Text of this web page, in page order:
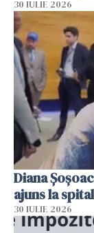
30 IULIE 2026
Diana
ajuns la spital
30 IULIE 2026